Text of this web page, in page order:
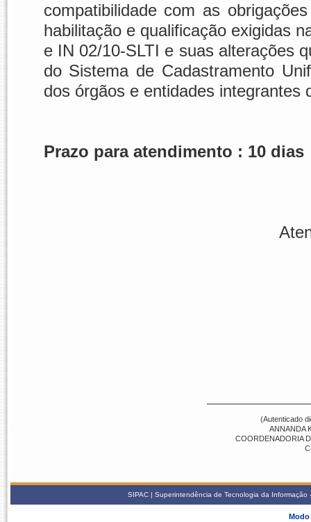
compatibilidade com as
habilitação e qualificação exigidas
e IN 02/10-SLTI e suas alterações
do Sistema de Cadastramento
dos órgãos e entidades
Prazo para atendimento : 10 dias
(Autenticado
ANNANDA
COORDENADORIA
SIPAC | Superintendência de Tecnologia da
Modo